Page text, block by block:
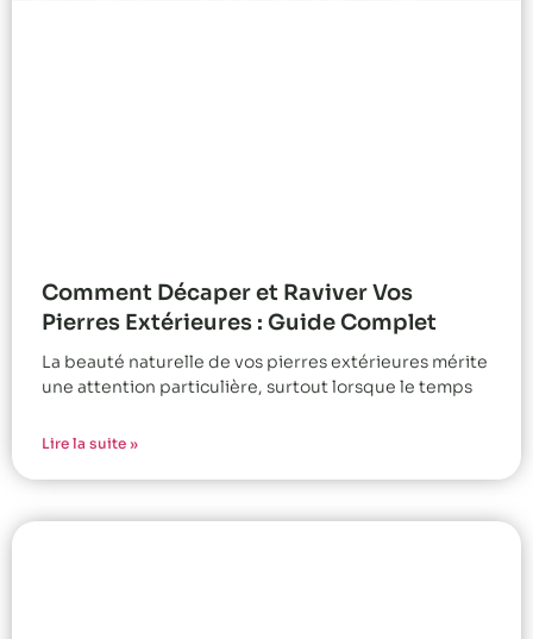
Comment Décaper et Raviver Vos
Pierres Extérieures : Guide Complet
La beauté naturelle de vos pierres extérieures mérite
une attention particulière, surtout lorsque le temps
Lire la suite »